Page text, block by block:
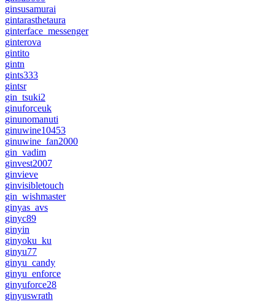
ginsusamurai
gintarasthetaura
ginterface_messenger
ginterova
gintito
gintn
gints333
gintsr
gin_tsuki2
ginuforceuk
ginunomanuti
ginuwine10453
ginuwine_fan2000
gin_vadim
ginvest2007
ginvieve
ginvisibletouch
gin_wishmaster
ginyas_avs
ginyc89
ginyin
ginyoku_ku
ginyu77
ginyu_candy
ginyu_enforce
ginyuforce28
ginyuswrath